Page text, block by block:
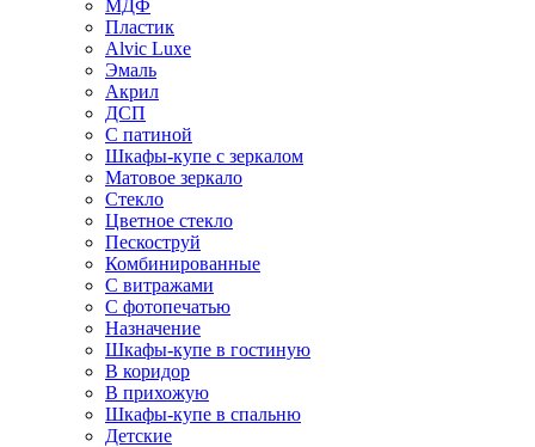
МДФ
Пластик
Alvic Luxe
Эмаль
Акрил
ДСП
С патиной
Шкафы-купе с зеркалом
Матовое зеркало
Стекло
Цветное стекло
Пескоструй
Комбинированные
С витражами
С фотопечатью
Назначение
Шкафы-купе в гостиную
В коридор
В прихожую
Шкафы-купе в спальню
Детские